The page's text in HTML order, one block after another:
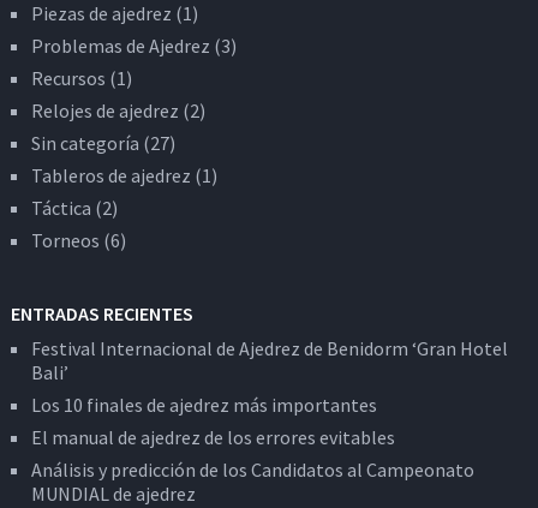
Piezas de ajedrez (1)
Problemas de Ajedrez (3)
Recursos (1)
Relojes de ajedrez (2)
Sin categoría (27)
Tableros de ajedrez (1)
Táctica (2)
Torneos (6)
ENTRADAS RECIENTES
Festival Internacional de Ajedrez de Benidorm ‘Gran Hotel
Bali’
Los 10 finales de ajedrez más importantes
El manual de ajedrez de los errores evitables
Análisis y predicción de los Candidatos al Campeonato
MUNDIAL de ajedrez